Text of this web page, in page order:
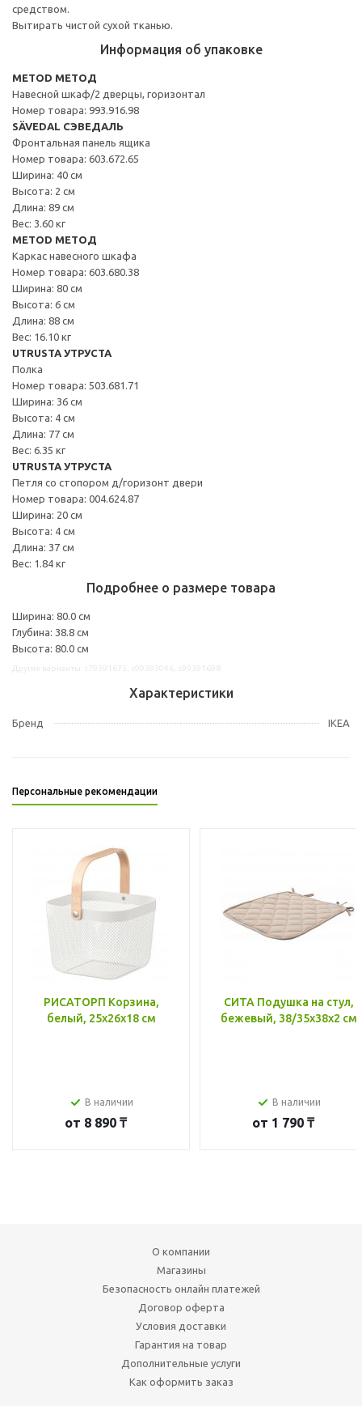
средством.
Вытирать чистой сухой тканью.
Информация об упаковке
METOD МЕТОД
Навесной шкаф/2 дверцы, горизонтал
Номер товара: 993.916.98
SÄVEDAL СЭВЕДАЛЬ
Фронтальная панель ящика
Номер товара: 603.672.65
Ширина: 40 см
Высота: 2 см
Длина: 89 см
Вес: 3.60 кг
METOD МЕТОД
Каркас навесного шкафа
Номер товара: 603.680.38
Ширина: 80 см
Высота: 6 см
Длина: 88 см
Вес: 16.10 кг
UTRUSTA УТРУСТА
Полка
Номер товара: 503.681.71
Ширина: 36 см
Высота: 4 см
Длина: 77 см
Вес: 6.35 кг
UTRUSTA УТРУСТА
Петля со стопором д/горизонт двери
Номер товара: 004.624.87
Ширина: 20 см
Высота: 4 см
Длина: 37 см
Вес: 1.84 кг
Подробнее о размере товара
Ширина: 80.0 см
Глубина: 38.8 см
Высота: 80.0 см
Характеристики
Бренд IKEA
Персональные рекомендации
РИСАТОРП Корзина,
белый, 25x26x18 см
В наличии
от 8 890 ₸
СИТА Подушка на стул,
бежевый, 38/35x38x2 см
В наличии
от 1 790 ₸
О компании
Магазины
Безопасность онлайн платежей
Договор оферта
Условия доставки
Гарантия на товар
Дополнительные услуги
Как оформить заказ